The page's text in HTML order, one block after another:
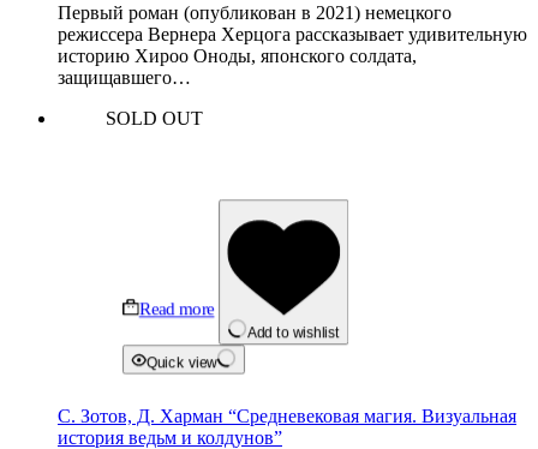
Первый роман (опубликован в 2021) немецкого
режиссера Вернера Херцога рассказывает удивительную
историю Хироо Оноды, японского солдата,
защищавшего…
SOLD OUT
Read more
Add to wishlist
Quick view
С. Зотов, Д. Харман “Средневековая магия. Визуальная
история ведьм и колдунов”